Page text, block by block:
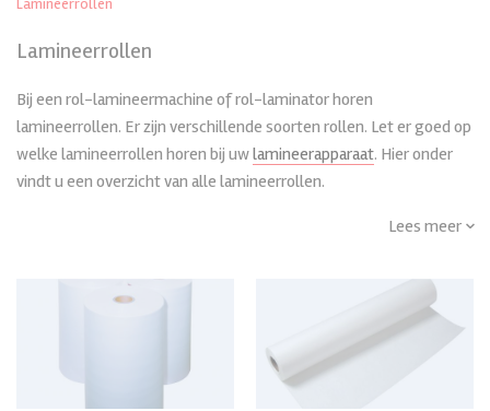
Lamineerrollen
Lamineerrollen
Bij een rol-lamineermachine of rol-laminator horen
lamineerrollen. Er zijn verschillende soorten rollen. Let er goed op
welke lamineerrollen horen bij uwlamineerapparaat. Hier onder
vindt u een overzicht van alle lamineerrollen.
Albyco lamineerfilm wordt gebruikt voor het lamineren van
gebruikt ter bescherming van dye en pigment inkt prints. U
beschermt uw documenten gemakkelijk door ze te
lamineren
Soorten lamineer-rollen
Lees meer